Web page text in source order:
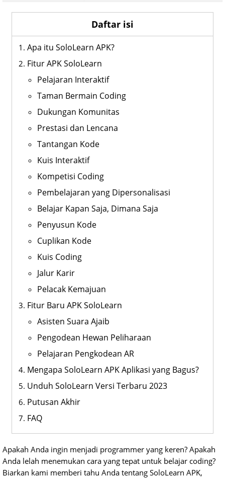
Daftar isi
Apa itu SoloLearn APK?
Fitur APK SoloLearn
Pelajaran Interaktif
Taman Bermain Coding
Dukungan Komunitas
Prestasi dan Lencana
Tantangan Kode
Kuis Interaktif
Kompetisi Coding
Pembelajaran yang Dipersonalisasi
Belajar Kapan Saja, Dimana Saja
Penyusun Kode
Cuplikan Kode
Kuis Coding
Jalur Karir
Pelacak Kemajuan
Fitur Baru APK SoloLearn
Asisten Suara Ajaib
Pengodean Hewan Peliharaan
Pelajaran Pengkodean AR
Mengapa SoloLearn APK Aplikasi yang Bagus?
Unduh SoloLearn Versi Terbaru 2023
Putusan Akhir
FAQ
Apakah Anda ingin menjadi programmer yang keren? Apakah
Anda lelah menemukan cara yang tepat untuk belajar coding?
Biarkan kami memberi tahu Anda tentang SoloLearn APK,